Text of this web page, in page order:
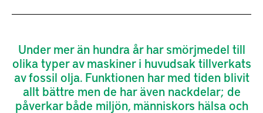
Under mer än hundra år har smörjmedel till
olika typer av maskiner i huvudsak tillverkats
av fossil olja. Funktionen har med tiden blivit
allt bättre men de har även nackdelar; de
påverkar både miljön, människors hälsa och